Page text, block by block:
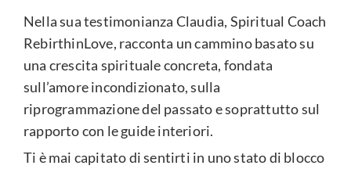
Nella sua testimonianza Claudia, Spiritual Coach
RebirthinLove, racconta un cammino basato su
una crescita spirituale concreta, fondata
sull’amore incondizionato, sulla
riprogrammazione del passato e soprattutto sul
rapporto con le guide interiori.
Ti è mai capitato di sentirti in uno stato di blocco